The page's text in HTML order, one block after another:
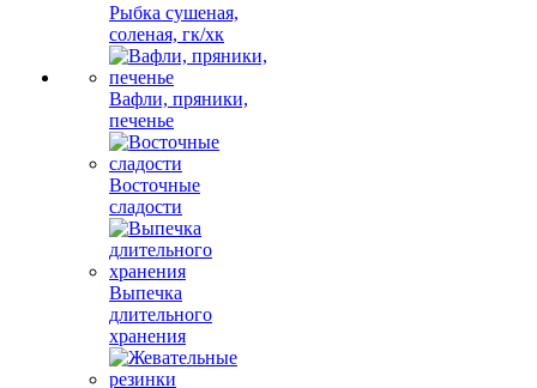
Рыбка сушеная,
соленая, гк/хк
Вафли, пряники,
печенье
Восточные
сладости
Выпечка
длительного
хранения